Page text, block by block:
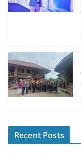
Recent Posts